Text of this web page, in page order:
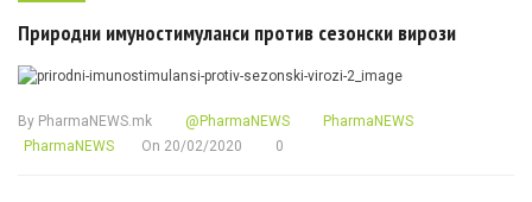
Природни имуностимуланси против сезонски вирози
By PharmaNEWS.mk @PharmaNEWS
PharmaNEWS
PharmaNEWS
On 20/02/2020 0